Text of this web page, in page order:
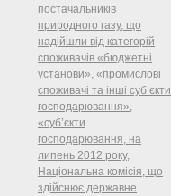
постачальників
природного газу, що
надійшли від категорій
споживачів «бюджетні
установи», «промислові
споживачі та інші суб’єкти
господарювання»,
«суб’єкти
господарювання, на
липень 2012 року,
Національна комісія, що
здійснює державне